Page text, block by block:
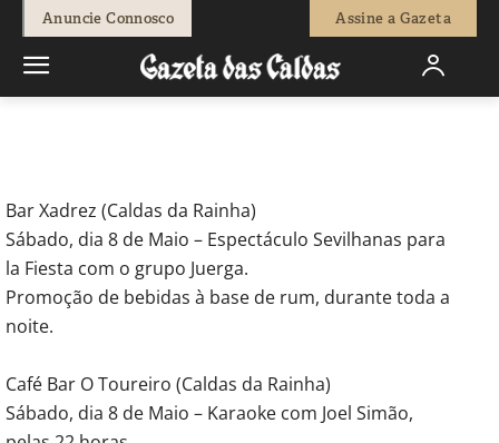
Anuncie Connosco Assine a Gazeta
Redação - 7 de Maio, 2010 0
Bar Xadrez (Caldas da Rainha)
Sábado, dia 8 de Maio – Espectáculo Sevilhanas para
la Fiesta com o grupo Juerga.
Promoção de bebidas à base de rum, durante toda a
noite.
Café Bar O Toureiro (Caldas da Rainha)
Sábado, dia 8 de Maio – Karaoke com Joel Simão,